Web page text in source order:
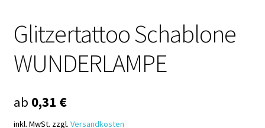
Widerrufsbelehrung / Muster-Widerrufsformular
Zahlungsbedingungen
Glitzertattoo Schablone
WUNDERLAMPE
ab 0,31 €
inkl. MwSt. zzgl. Versandkosten